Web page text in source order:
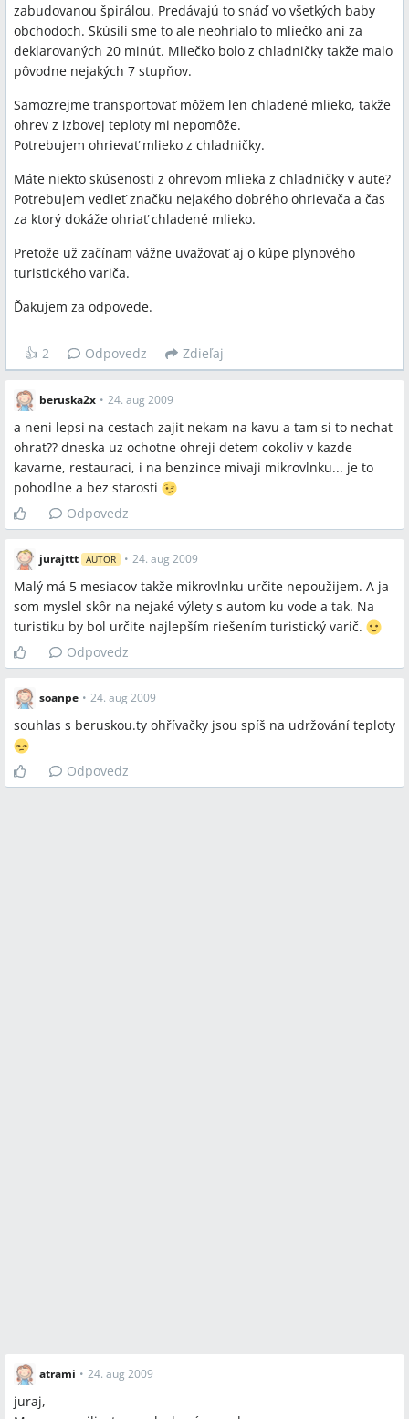
zabudovanou špirálou. Predávajú to snáď vo všetkých baby
obchodoch. Skúsili sme to ale neohrialo to mliečko ani za
deklarovaných 20 minút. Mliečko bolo z chladničky takže malo
pôvodne nejakých 7 stupňov.
Samozrejme transportovať môžem len chladené mlieko, takže
ohrev z izbovej teploty mi nepomôže.
Potrebujem ohrievať mlieko z chladničky.
Máte niekto skúsenosti z ohrevom mlieka z chladničky v aute?
Potrebujem vedieť značku nejakého dobrého ohrievača a čas
za ktorý dokáže ohriať chladené mlieko.
Pretože už začínam vážne uvažovať aj o kúpe plynového
turistického variča.
Ďakujem za odpovede.
👍 2 Odpovedz Zdieľaj
beruska2x • 24. aug 2009
a neni lepsi na cestach zajit nekam na kavu a tam si to nechat
ohrat?? dneska uz ochotne ohreji detem cokoliv v kazde
kavarne, restauraci, i na benzince mivaji mikrovlnku... je to
pohodlne a bez starosti
Odpovedz
jurajttt AUTOR • 24. aug 2009
Malý má 5 mesiacov takže mikrovlnku určite nepoužijem. A ja
som myslel skôr na nejaké výlety s autom ku vode a tak. Na
turistiku by bol určite najlepším riešením turistický varič.
Odpovedz
soanpe • 24. aug 2009
souhlas s beruskou.ty ohřívačky jsou spíš na udržování teploty
Odpovedz
atrami • 24. aug 2009
juraj,